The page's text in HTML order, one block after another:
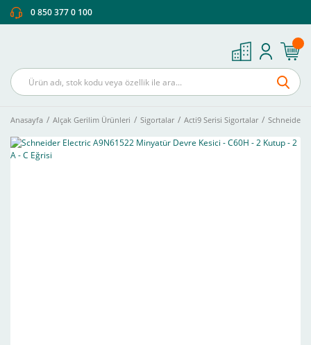
0 850 377 0 100
Anasayfa Alçak Gerilim Ürünleri Sigortalar Acti9 Serisi Sigortalar Schneider